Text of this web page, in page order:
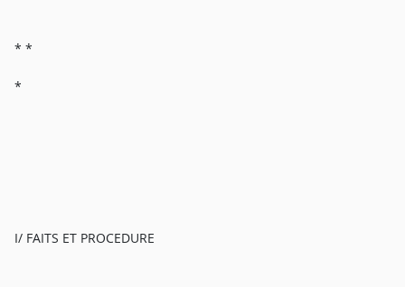
* *
*
I/ FAITS ET PROCEDURE